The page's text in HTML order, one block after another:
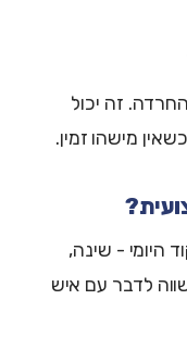
זה יכול
מישהו זמין.
היומי - שינה,
לדבר עם איש